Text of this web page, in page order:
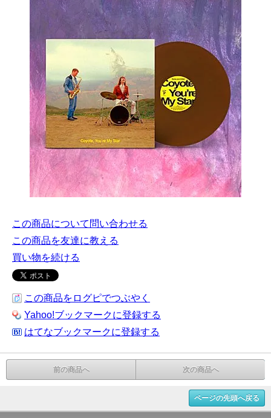
この商品について問い合わせる
この商品を友達に教える
買い物を続ける
この商品をログピでつぶやく
Yahoo!ブックマークに登録する
はてなブックマークに登録する
前の商品へ 次の商品へ
ページの先頭へ戻る